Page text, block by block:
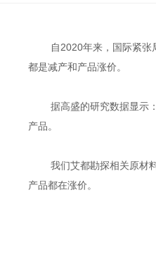
自2020年来，国际紧张
都是减产和产品涨价。
据高盛的研究数据显示
产品。
我们艾都勘探相关原材
产品都在涨价。